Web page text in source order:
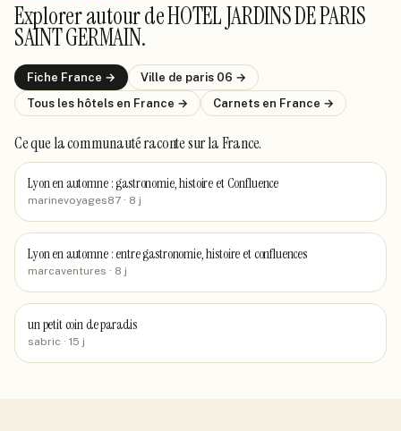
Explorer autour deHOTEL JARDINS DE PARIS
SAINT GERMAIN.
Fiche France → Ville de paris 06 →
Tous les hôtels en France → Carnets en France →
Ce que la communauté racontesur la France.
Lyon en automne : gastronomie, histoire et Confluence
marinevoyages87 · 8 j
Lyon en automne : entre gastronomie, histoire et confluences
marcaventures · 8 j
un petit coin de paradis
sabric · 15 j